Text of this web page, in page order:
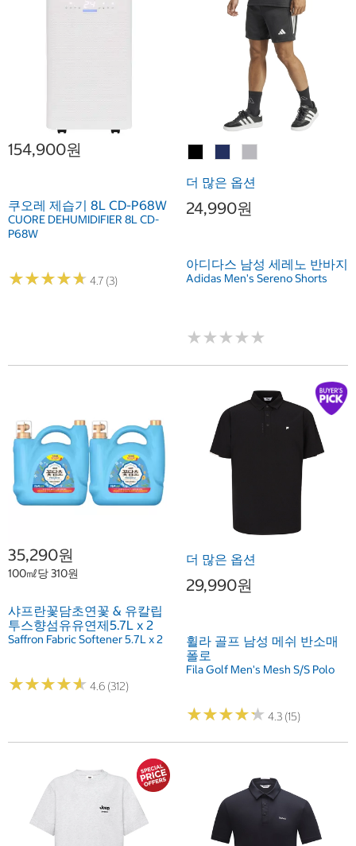
154,900원
쿠오레 제습기 8L CD-P68W
CUORE DEHUMIDIFIER 8L CD-
P68W
★★★★★
★★★★★ 4.7 (3)
더 많은 옵션
24,990원
아디다스 남성 세레노 반바지
Adidas Men's Sereno Shorts
★★★★★
★★★★★
35,290원
100㎖당 310원
샤프란꽃담초연꽃 & 유칼립
투스향섬유유연제5.7L x 2
Saffron Fabric Softener 5.7L x 2
★★★★★
★★★★★ 4.6 (312)
더 많은 옵션
29,990원
휠라 골프 남성 메쉬 반소매
폴로
Fila Golf Men's Mesh S/S Polo
★★★★★
★★★★★ 4.3 (15)